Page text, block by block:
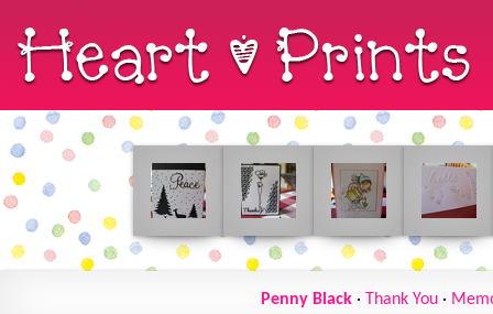
Penny Black · Thank You ·